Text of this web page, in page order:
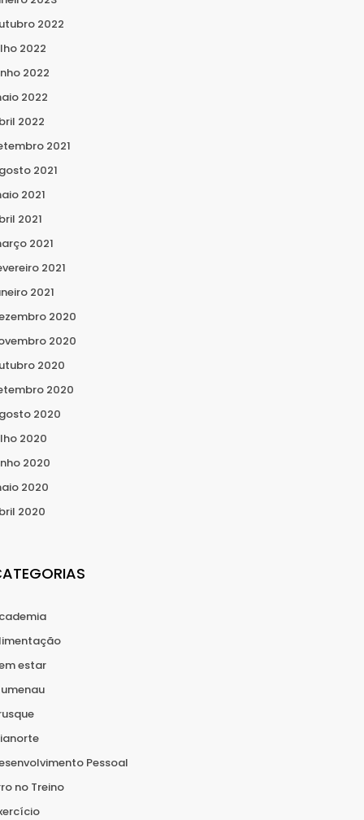
2022
2022
2022
2022
2022
2021
2021
2021
2021
2021
2021
2021
2020
2020
2020
2020
2020
2020
2020
2020
2020
estar
Pessoal
no Treino